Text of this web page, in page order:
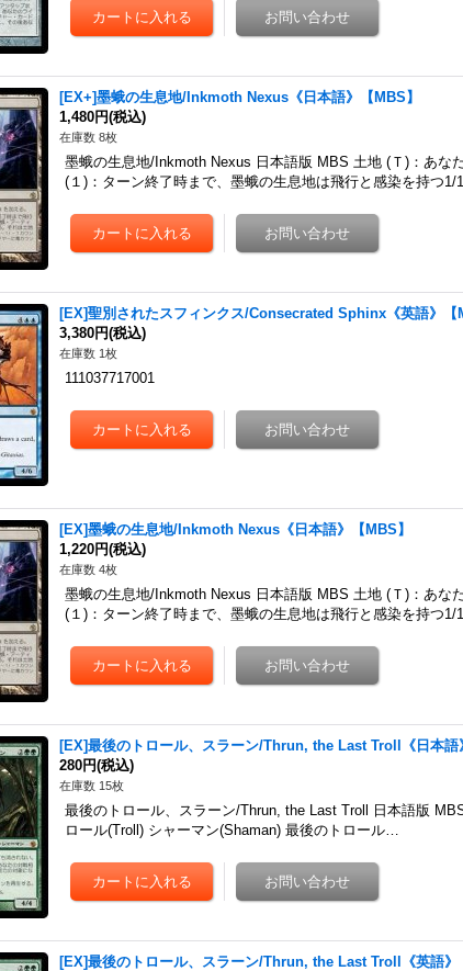
[EX+]墨蛾の生息地/Inkmoth Nexus《日本語》【MBS】
1,480円(税込)
在庫数 8枚
墨蛾の生息地/Inkmoth Nexus 日本語版 MBS 土地 (Ｔ)：あな
(１)：ターン終了時まで、墨蛾の生息地は飛行と感染を持つ1/
[EX]聖別されたスフィンクス/Consecrated Sphinx《英語》【
3,380円(税込)
在庫数 1枚
111037717001
[EX]墨蛾の生息地/Inkmoth Nexus《日本語》【MBS】
1,220円(税込)
在庫数 4枚
墨蛾の生息地/Inkmoth Nexus 日本語版 MBS 土地 (Ｔ)：あな
(１)：ターン終了時まで、墨蛾の生息地は飛行と感染を持つ1/
[EX]最後のトロール、スラーン/Thrun, the Last Troll《日本語
280円(税込)
在庫数 15枚
最後のトロール、スラーン/Thrun, the Last Troll 日本語版
ロール(Troll) シャーマン(Shaman) 最後のトロール…
[EX]最後のトロール、スラーン/Thrun, the Last Troll《英語》